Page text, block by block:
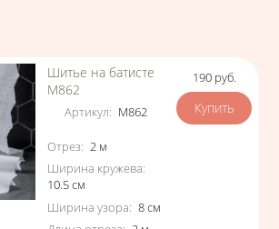
Шитье на батисте
М862
Артикул: М862
Характеристики
Отрез: 2 м
Ширина кружева:
10.5см
Ширина узора: 8см
Цена
190 руб.